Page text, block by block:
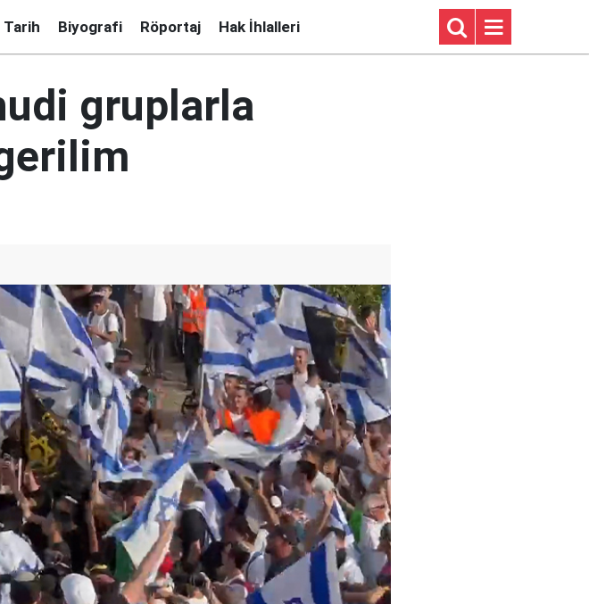
Tarih Biyografi Röportaj Hak İhlalleri
gruplarla